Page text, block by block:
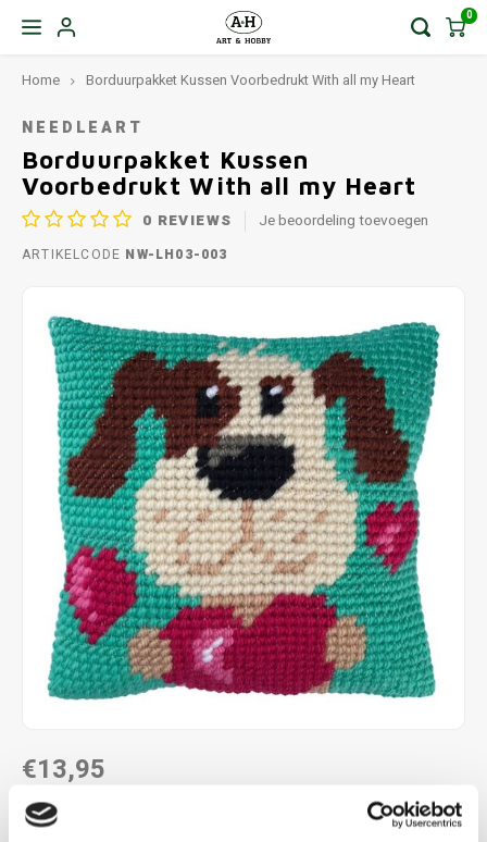
0
Home Borduurpakket Kussen Voorbedrukt With all my Heart
NEEDLEART
Borduurpakket Kussen
Voorbedrukt With all my Heart
0 REVIEWS Je beoordeling toevoegen
ARTIKELCODE NW-LH03-003
€13,95
DIRECT LEVERBAAR